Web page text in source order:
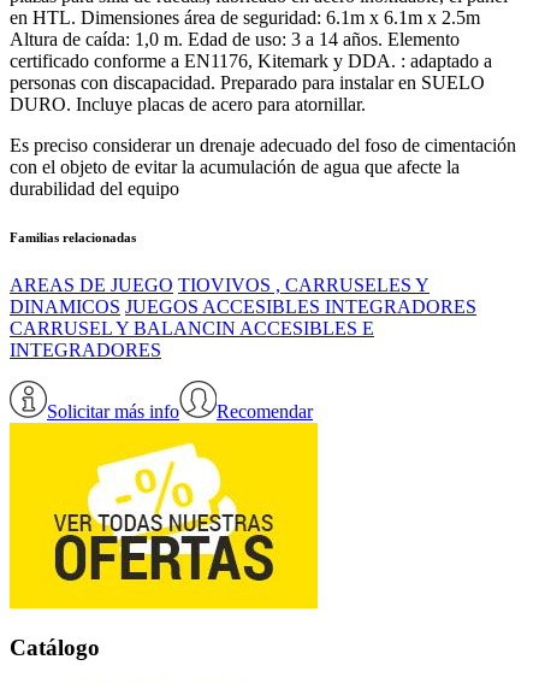
en HTL. Dimensiones área de seguridad: 6.1m x 6.1m x 2.5m
Altura de caída: 1,0 m. Edad de uso: 3 a 14 años. Elemento
certificado conforme a EN1176, Kitemark y DDA. : adaptado a
personas con discapacidad. Preparado para instalar en SUELO
DURO. Incluye placas de acero para atornillar.
Es preciso considerar un drenaje adecuado del foso de cimentación
con el objeto de evitar la acumulación de agua que afecte la
durabilidad del equipo
Familias relacionadas
AREAS DE JUEGO TIOVIVOS , CARRUSELES Y
DINAMICOS JUEGOS ACCESIBLES INTEGRADORES
CARRUSEL Y BALANCIN ACCESIBLES E
INTEGRADORES
Solicitar más info Recomendar
Catálogo